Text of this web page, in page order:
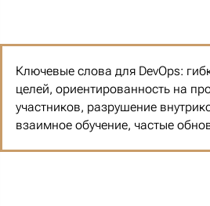
Ключевые слова для DevOps:
целей, ориентированность на
участников, разрушение
взаимное обучение, частые